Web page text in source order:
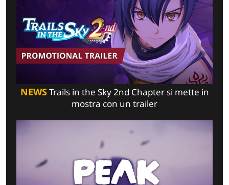
NEWSTrails in the Sky 2nd Chapter si mette in
mostra con un trailer